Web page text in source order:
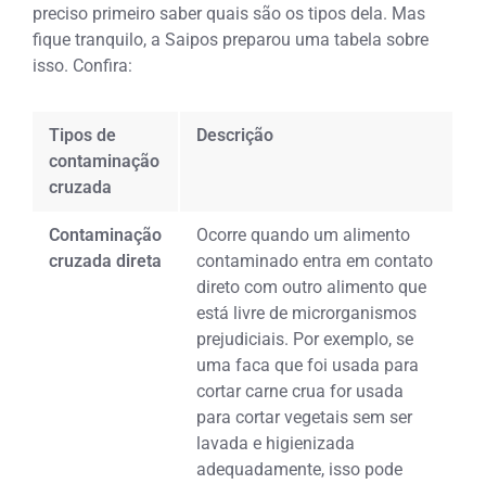
preciso primeiro saber quais são os tipos dela. Mas
fique tranquilo, a Saipos preparou uma tabela sobre
isso. Confira:
Tipos de
contaminação
cruzada
Descrição
Contaminação
cruzada direta
Ocorre quando um alimento
contaminado entra em contato
direto com outro alimento que
está livre de microrganismos
prejudiciais. Por exemplo, se
uma faca que foi usada para
cortar carne crua for usada
para cortar vegetais sem ser
lavada e higienizada
adequadamente, isso pode